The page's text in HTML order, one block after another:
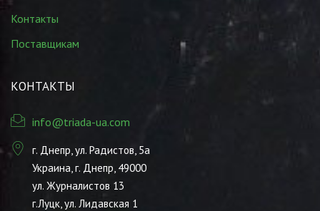
Контакты
Поставщикам
КОНТАКТЫ
info@triada-ua.com
г. Днепр, ул. Радистов, 5а
Украина, г. Днепр, 49000
ул. Журналистов 13
г.Луцк, ул. Лидавская 1